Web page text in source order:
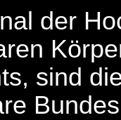
der
sind